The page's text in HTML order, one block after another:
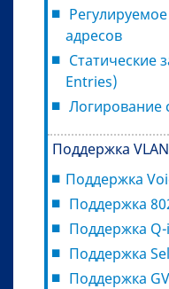
адресов
Статические
Entries)
Логирование
Поддержка VLAN
Поддержка
Поддержка
Поддержка
Поддержка
Поддержка